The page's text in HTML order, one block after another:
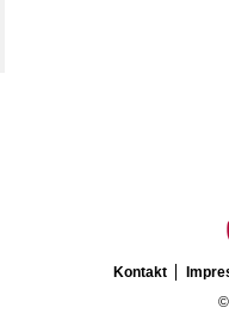
Kontakt
©